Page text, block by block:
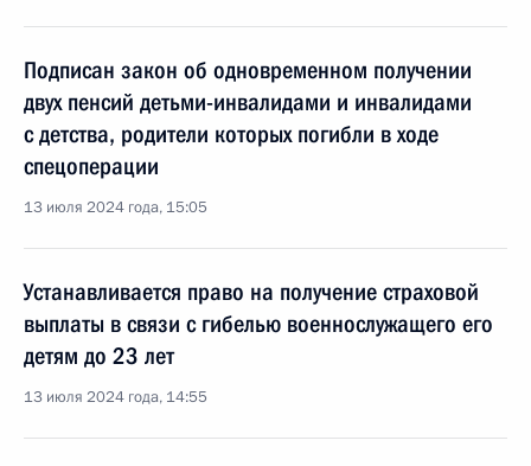
Подписан закон об одновременном получении
двух пенсий детьми-инвалидами и инвалидами
с детства, родители которых погибли в ходе
спецоперации
13 июля 2024 года, 15:05
Устанавливается право на получение страховой
выплаты в связи с гибелью военнослужащего его
детям до 23 лет
13 июля 2024 года, 14:55